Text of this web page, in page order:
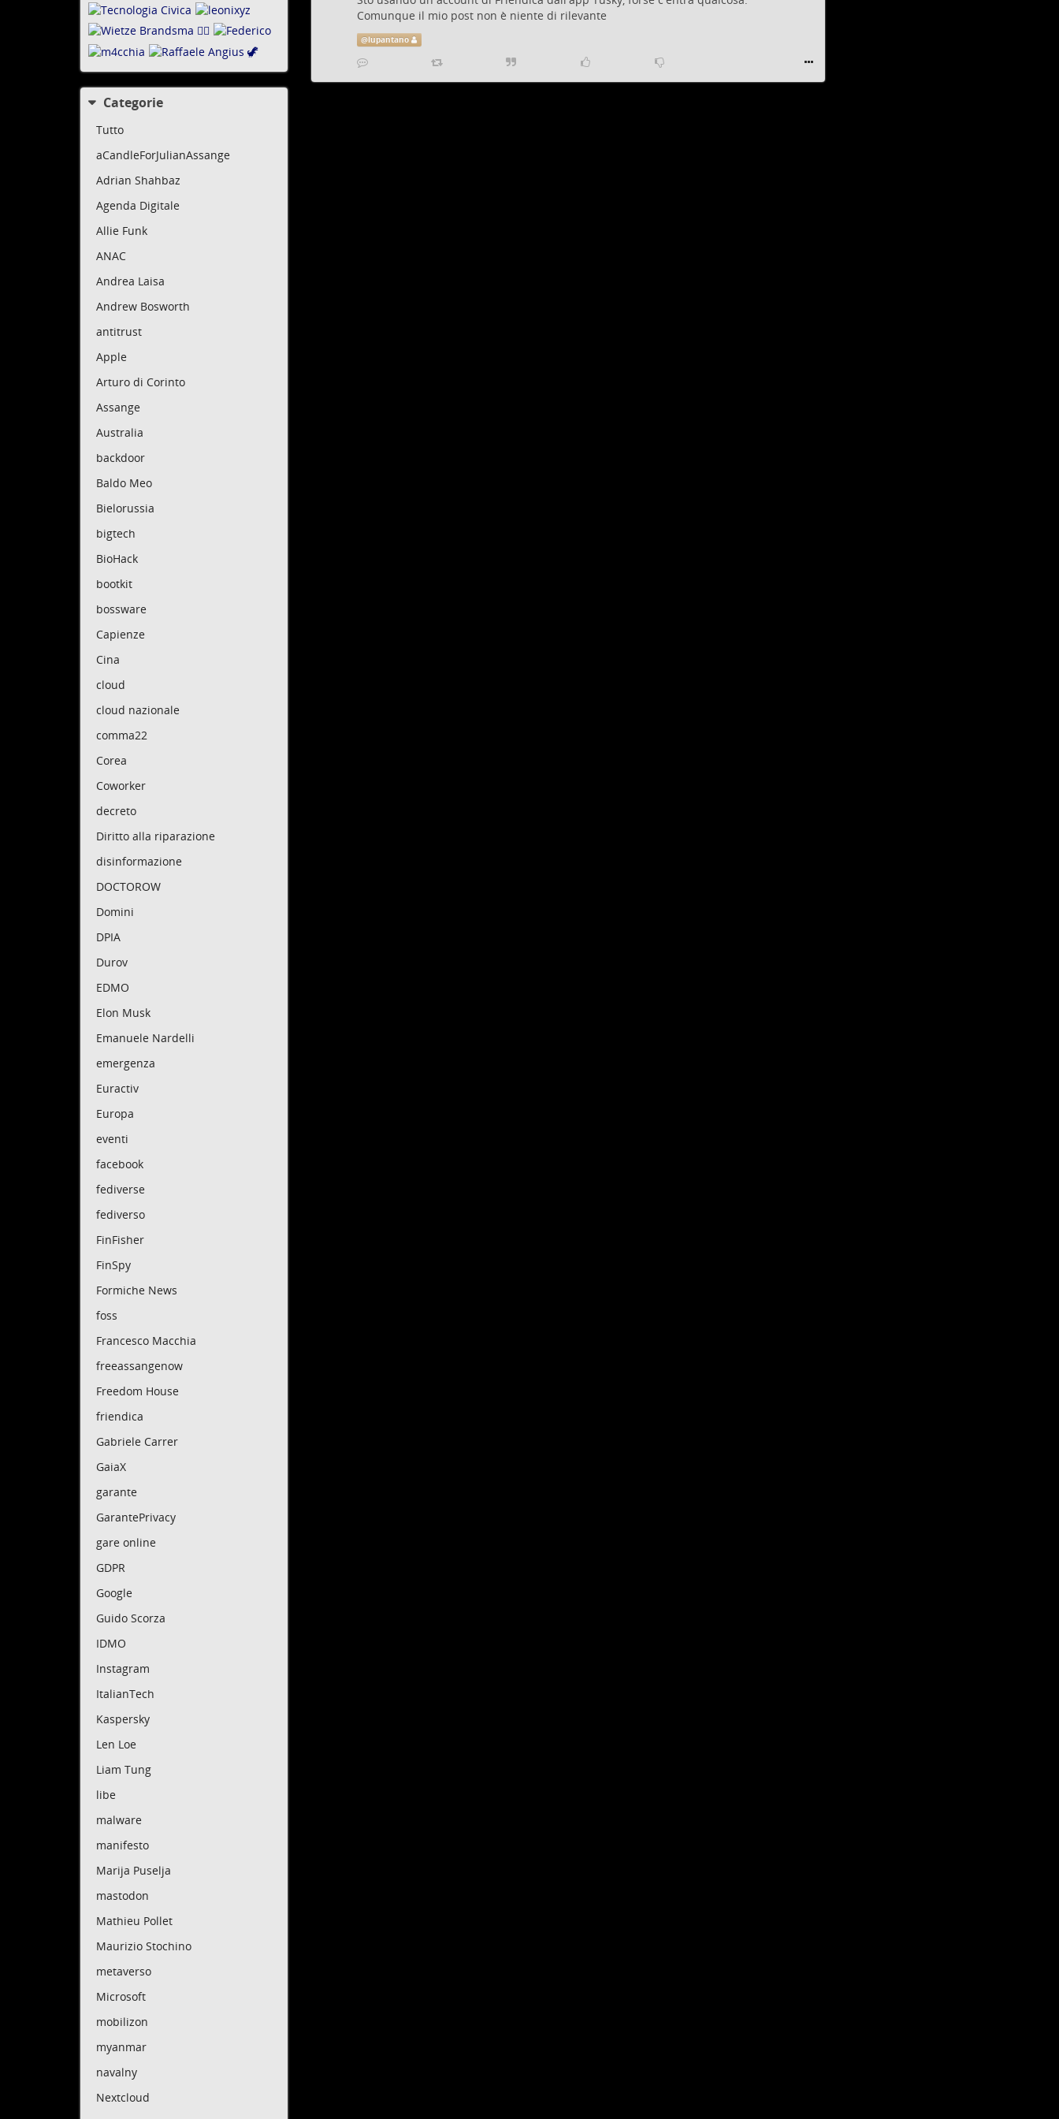
Categorie
Tutto
aCandleForJulianAssange
Adrian Shahbaz
Agenda Digitale
Allie Funk
ANAC
Andrea Laisa
Andrew Bosworth
antitrust
Apple
Arturo di Corinto
Assange
Australia
backdoor
Baldo Meo
Bielorussia
bigtech
BioHack
bootkit
bossware
Capienze
Cina
cloud
cloud nazionale
comma22
Corea
Coworker
decreto
Diritto alla riparazione
disinformazione
DOCTOROW
Domini
DPIA
Durov
EDMO
Elon Musk
Emanuele Nardelli
emergenza
Euractiv
Europa
eventi
facebook
fediverse
fediverso
FinFisher
FinSpy
Formiche News
foss
Francesco Macchia
freeassangenow
Freedom House
friendica
Gabriele Carrer
GaiaX
garante
GarantePrivacy
gare online
GDPR
Google
Guido Scorza
IDMO
Instagram
ItalianTech
Kaspersky
Len Loe
Liam Tung
libe
malware
manifesto
Marija Puselja
mastodon
Mathieu Pollet
Maurizio Stochino
metaverso
Microsoft
mobilizon
myanmar
navalny
Nextcloud
Comunque il mio post non è niente di rilevante
@lupantano